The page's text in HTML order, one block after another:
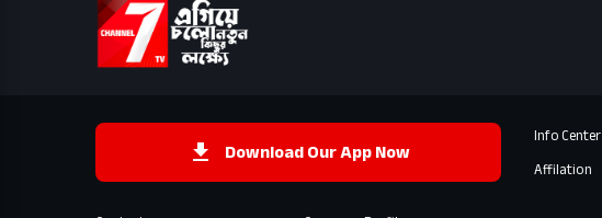
Download Our App Now Info Center
Affilation